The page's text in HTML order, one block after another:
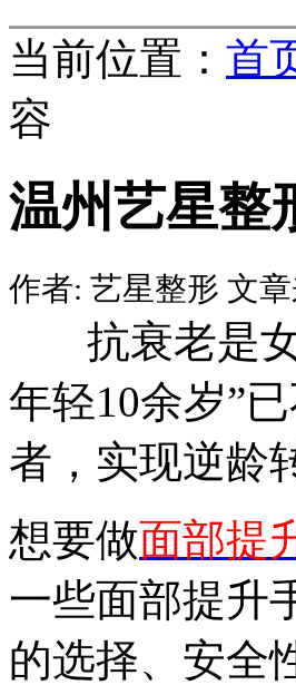
当前位置： 首
容
温州艺星整
作者: 艺星整形 文
抗衰老是女
年轻10余岁”
者，实现逆龄
想要做面部提
一些面部提升
的选择、安全